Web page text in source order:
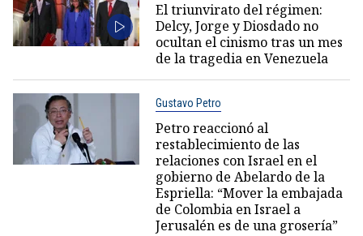
El triunvirato del régimen:
Delcy, Jorge y Diosdado no
ocultan el cinismo tras un mes
de la tragedia en Venezuela
Gustavo Petro
Petro reaccionó al
restablecimiento de las
relaciones con Israel en el
gobierno de Abelardo de la
Espriella: “Mover la embajada
de Colombia en Israel a
Jerusalén es de una grosería”